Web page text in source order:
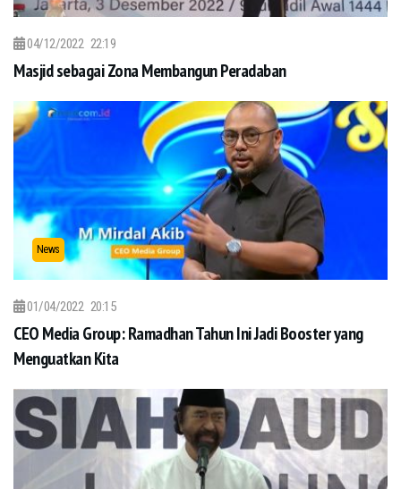
04/12/2022 22:19
Masjid sebagai Zona Membangun Peradaban
News
01/04/2022 20:15
CEO Media Group: Ramadhan Tahun Ini Jadi Booster yang
Menguatkan Kita